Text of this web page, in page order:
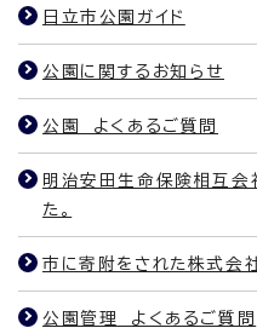
日立市公園ガイド
公園に関するお知らせ
公園 よくあるご質問
明治安田生命保険相互会
た。
市に寄附をされた株式会
公園管理 よくあるご質問